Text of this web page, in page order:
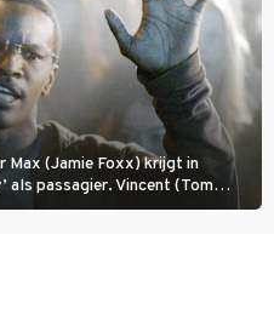
Max (Jamie Foxx) krijgt in
als passagier. Vincent (Tom
stad door te loodsen om een